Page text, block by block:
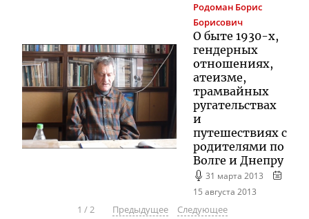
Родоман Борис
Борисович
О быте 1930-х,
гендерных
отношениях,
атеизме,
трамвайных
ругательствах
и
путешествиях с
родителями по
Волге и Днепру
31 марта 2013
15 августа 2013
1 /2 Предыдущее
Следующее